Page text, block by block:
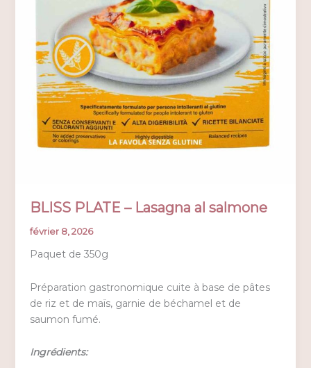
BLISS PLATE – Lasagna al salmone
février 8, 2026
Paquet de 350g
Préparation gastronomique cuite à base de pâtes
de riz et de maïs, garnie de béchamel et de
saumon fumé.
Ingrédients: